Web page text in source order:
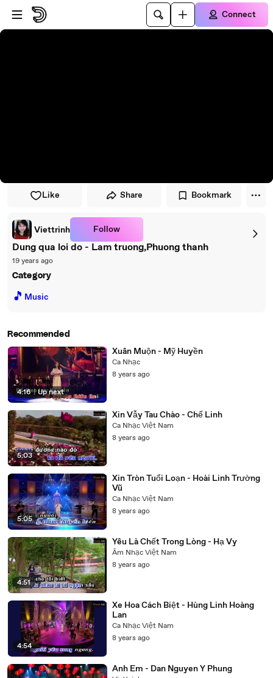
Skip to player
Skip to main content
Connect
Like Share Bookmark
Viettrinh Follow
Dung qua loi do - Lam truong,Phuong thanh
19 years ago
Category
🎵 Music
Recommended
4:16 | Up next
Xuân Muộn - Mỹ Huyền
Ca Nhạc
8 years ago
5:03
Xin Vẫy Tau Chào - Chế Linh
Ca Nhạc Việt Nam
8 years ago
5:05
Xin Tròn Tuổi Loạn - Hoài Linh Trường
Vũ
Ca Nhạc Việt Nam
8 years ago
4:51
Yêu Là Chết Trong Lòng - Hạ Vy
Âm Nhạc Việt Nam
8 years ago
4:54
Xe Hoa Cách Biệt - Hùng Linh Hoàng
Lan
Ca Nhạc Việt Nam
8 years ago
Anh Em - Dan Nguyen Y Phung